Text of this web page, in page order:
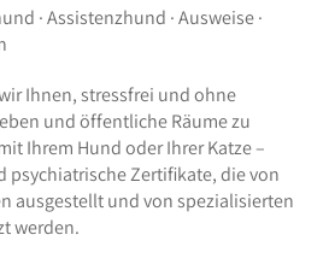
· Assistenzhund · Ausweise ·
Ihnen, stressfrei und ohne
und öffentliche Räume zu
Ihrem Hund oder Ihrer Katze –
psychiatrische Zertifikate, die von
ausgestellt und von spezialisierten
werden.